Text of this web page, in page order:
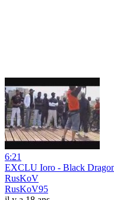
6:21
EXCLU Ioro - Black
RusKoV
RusKoV95